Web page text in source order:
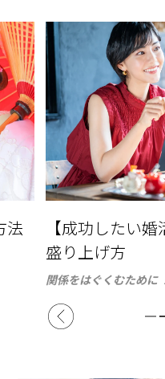
法
【成功したい
盛り上げ方
関係をはぐくむために